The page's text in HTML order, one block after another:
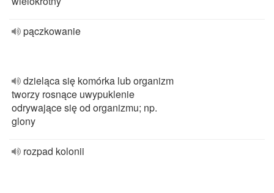
pączkowanie
dzieląca się komórka lub organizm
tworzy rosnące uwypuklenie
odrywające się od organizmu; np.
glony
rozpad kolonii